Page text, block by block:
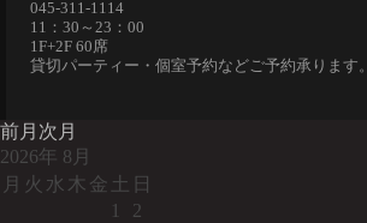
045-311-1114
11：30～23：00
1F+2F 60席
貸切パーティー・個室予約などご予約承ります。
前月 次月
2026年 8月
月 火 水 木 金 土 日
1
2